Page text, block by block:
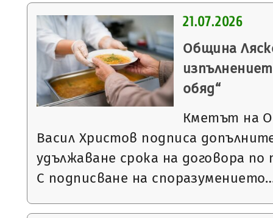
21.07.2026
Община
обяд“
Кметът на
Васил Христов подписа
удължаване срока на договора по
С подписване на